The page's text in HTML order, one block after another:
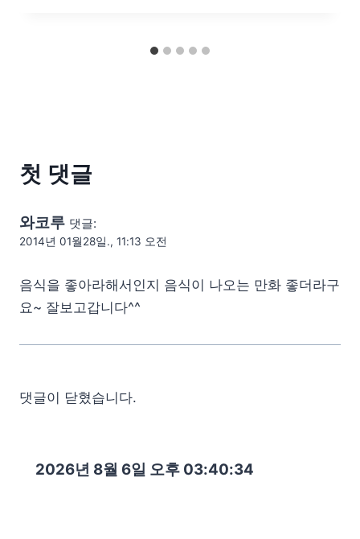
첫 댓글
와코루 댓글:
2014년 01월28일., 11:13 오전
음식을 좋아라해서인지 음식이 나오는 만화 좋더라구
요~ 잘보고갑니다^^
댓글이 닫혔습니다.
2026년 8월 6일 오후 03:40:36